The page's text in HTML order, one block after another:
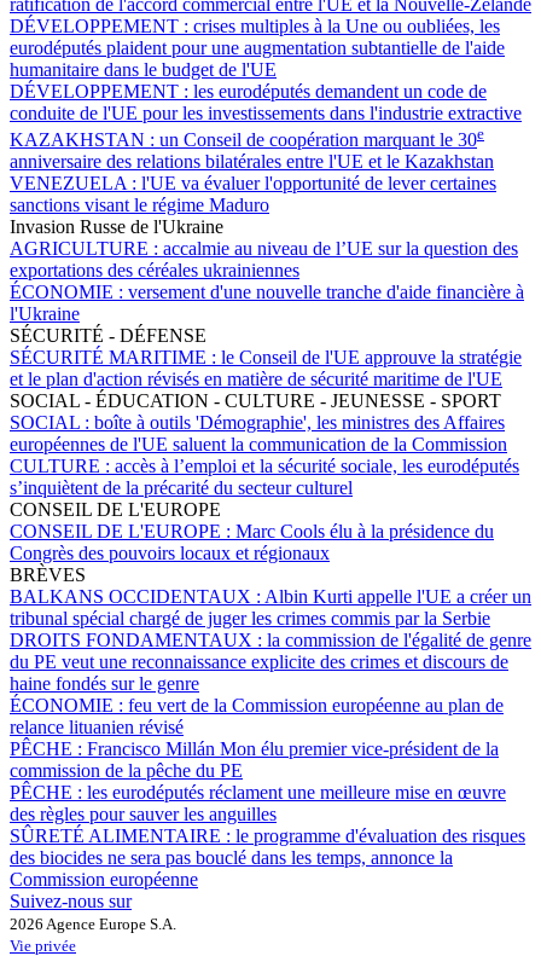
ratification de l'accord commercial entre l'UE et la Nouvelle-Zélande
DÉVELOPPEMENT : crises multiples à la Une ou oubliées, les
eurodéputés plaident pour une augmentation subtantielle de l'aide
humanitaire dans le budget de l'UE
DÉVELOPPEMENT : les eurodéputés demandent un code de
conduite de l'UE pour les investissements dans l'industrie extractive
KAZAKHSTAN : un Conseil de coopération marquant le 30e
anniversaire des relations bilatérales entre l'UE et le Kazakhstan
VENEZUELA : l'UE va évaluer l'opportunité de lever certaines
sanctions visant le régime Maduro
Invasion Russe de l'Ukraine
AGRICULTURE : accalmie au niveau de l’UE sur la question des
exportations des céréales ukrainiennes
ÉCONOMIE : versement d'une nouvelle tranche d'aide financière à
l'Ukraine
SÉCURITÉ - DÉFENSE
SÉCURITÉ MARITIME : le Conseil de l'UE approuve la stratégie
et le plan d'action révisés en matière de sécurité maritime de l'UE
SOCIAL - ÉDUCATION - CULTURE - JEUNESSE - SPORT
SOCIAL : boîte à outils 'Démographie', les ministres des Affaires
européennes de l'UE saluent la communication de la Commission
CULTURE : accès à l’emploi et la sécurité sociale, les eurodéputés
s’inquiètent de la précarité du secteur culturel
CONSEIL DE L'EUROPE
CONSEIL DE L'EUROPE : Marc Cools élu à la présidence du
Congrès des pouvoirs locaux et régionaux
BRÈVES
BALKANS OCCIDENTAUX : Albin Kurti appelle l'UE a créer un
tribunal spécial chargé de juger les crimes commis par la Serbie
DROITS FONDAMENTAUX : la commission de l'égalité de genre
du PE veut une reconnaissance explicite des crimes et discours de
haine fondés sur le genre
ÉCONOMIE : feu vert de la Commission européenne au plan de
relance lituanien révisé
PÊCHE : Francisco Millán Mon élu premier vice-président de la
commission de la pêche du PE
PÊCHE : les eurodéputés réclament une meilleure mise en œuvre
des règles pour sauver les anguilles
SÛRETÉ ALIMENTAIRE : le programme d'évaluation des risques
des biocides ne sera pas bouclé dans les temps, annonce la
Commission européenne
Suivez-nous sur
2026 Agence Europe S.A.
Vie privée